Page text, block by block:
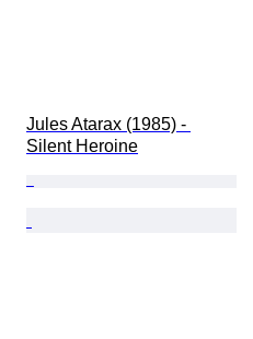
Jules Atarax (1985) -
Silent Heroine